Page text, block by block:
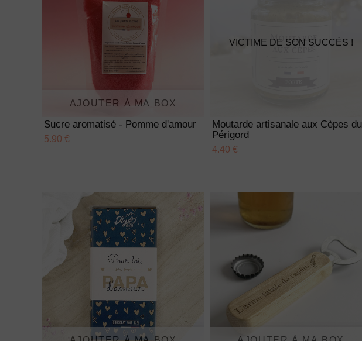
AJOUTER À MA BOX
Sucre aromatisé - Pomme d'amour
5.90 €
VICTIME DE SON SUCCÈS !
Moutarde artisanale aux Cèpes du
Périgord
4.40 €